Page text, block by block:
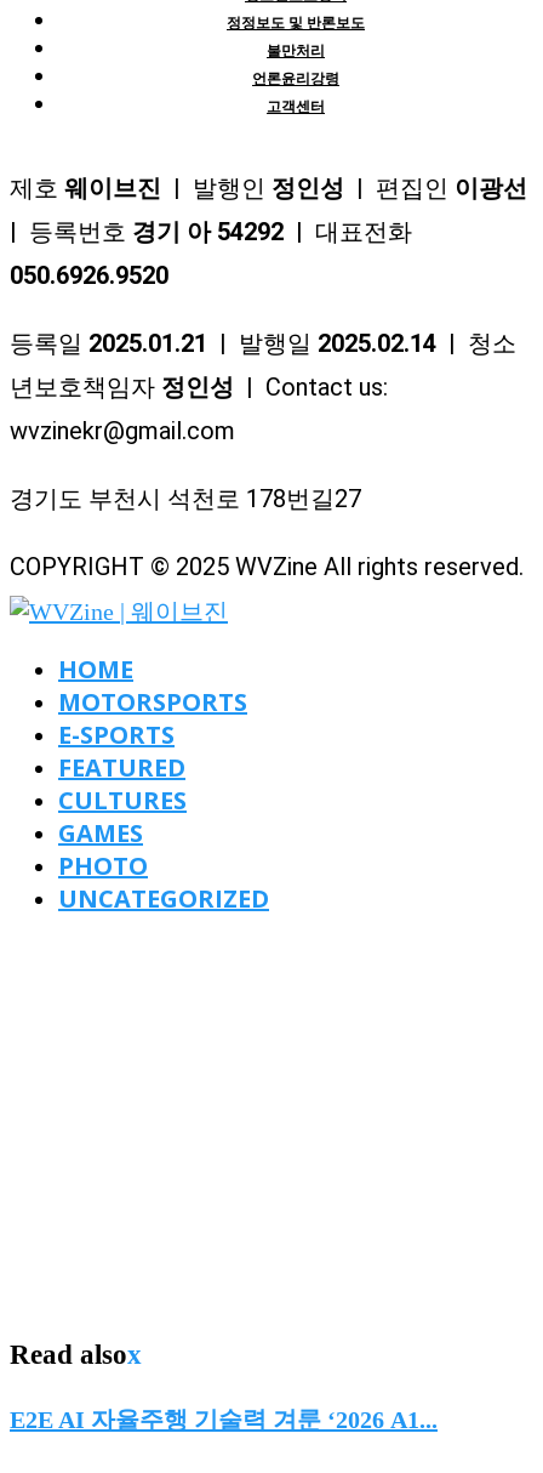
정정보도 및 반론보도
불만처리
언론윤리강령
고객센터
제호 웨이브진 | 발행인 정인성 | 편집인 이광선
| 등록번호 경기 아 54292 | 대표전화
050.6926.9520
등록일 2025.01.21 | 발행일 2025.02.14 | 청소
년보호책임자 정인성 | Contact us:
wvzinekr@gmail.com
경기도 부천시 석천로 178번길27
COPYRIGHT © 2025 WVZine All rights reserved.
HOME
MOTORSPORTS
E-SPORTS
FEATURED
CULTURES
GAMES
PHOTO
UNCATEGORIZED
Read alsox
E2E AI 자율주행 기술력 겨룬 ‘2026 A1...